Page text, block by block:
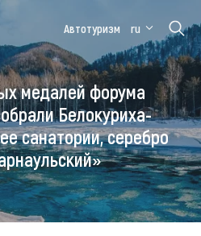
Медицинский
форум
Алтайская
зимовка
Автотуризм ru
медалей форума
Белокуриха-
санатории, серебро